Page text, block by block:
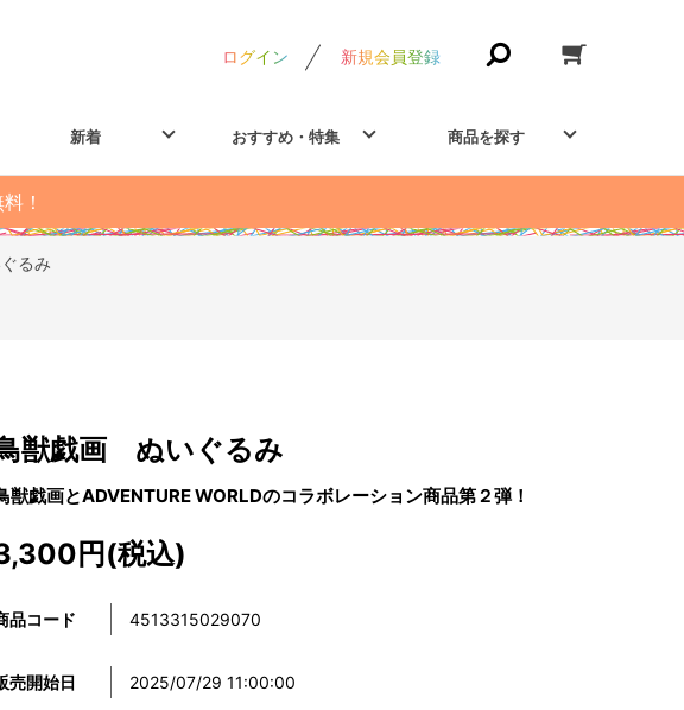
ログイン 新規会員登録
新着 おすすめ・特集 商品を探す
！
るみ
獣戯画とADVENTURE WORLDのコラボレーション商品第２弾！
獣戯画 ぬいぐるみ
円(税込)
品コード 4513315029070
売開始日 2025/07/29 11:00:00